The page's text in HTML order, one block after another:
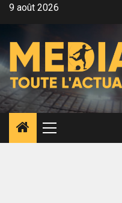
Aller9 août 2026
Menu
principal